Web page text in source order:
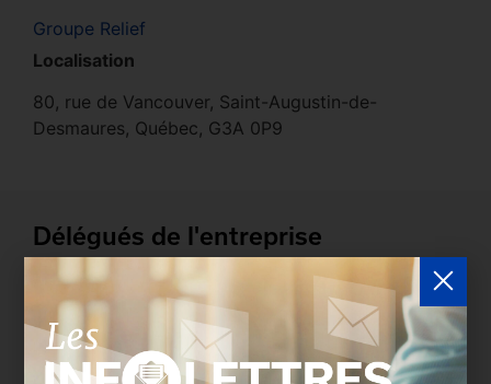
Groupe Relief
Localisation
80, rue de Vancouver, Saint-Augustin-de-
Desmaures, Québec, G3A 0P9
Délégués de l'entreprise
Les entreprises membres peuvent bénéficier d’une
version plus détaillée du répertoire via leur espace
sécurisé.Connectez-vousafin de consulter le